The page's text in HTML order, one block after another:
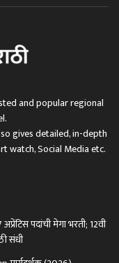
and popular regional
gives detailed, in-depth
watch, Social Media etc.
पदांची मेगा भरती; 12वी
संधी